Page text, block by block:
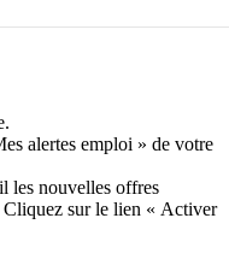
alertes emploi » de votre
les nouvelles offres
Cliquez sur le lien « Activer